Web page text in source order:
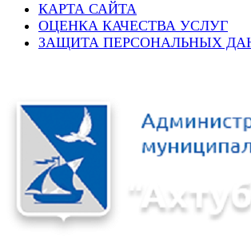
КАРТА САЙТА
ОЦЕНКА КАЧЕСТВА УСЛУГ
ЗАЩИТА ПЕРСОНАЛЬНЫХ